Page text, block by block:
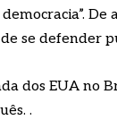
se defender
dos EUA no
.